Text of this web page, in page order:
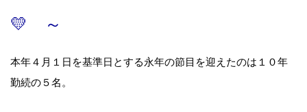
💛 ～
本年４月１日を基準日とする永年の節目を迎えたのは１０年
勤続の５名。